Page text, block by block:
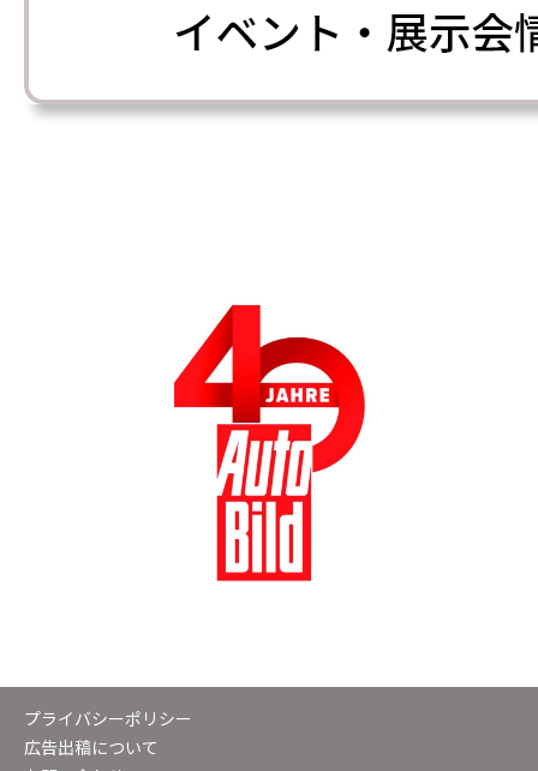
プライバシーポリシー
広告出稿について